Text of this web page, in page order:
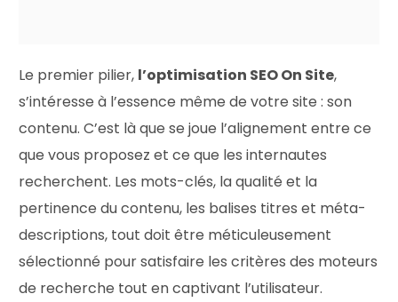
Le premier pilier, l’optimisation SEO On Site,
s’intéresse à l’essence même de votre site : son
contenu. C’est là que se joue l’alignement entre ce
que vous proposez et ce que les internautes
recherchent. Les mots-clés, la qualité et la
pertinence du contenu, les balises titres et méta-
descriptions, tout doit être méticuleusement
sélectionné pour satisfaire les critères des moteurs
de recherche tout en captivant l’utilisateur.